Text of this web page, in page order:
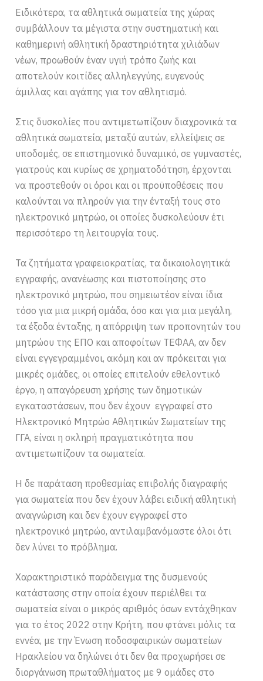
Ειδικότερα, τα αθλητικά σωματεία της χώρας
συμβάλλουν τα μέγιστα στην συστηματική και
καθημερινή αθλητική δραστηριότητα χιλιάδων
νέων, προωθούν έναν υγιή τρόπο ζωής και
αποτελούν κοιτίδες αλληλεγγύης, ευγενούς
άμιλλας και αγάπης για τον αθλητισμό.
Στις δυσκολίες που αντιμετωπίζουν διαχρονικά τα
αθλητικά σωματεία, μεταξύ αυτών, ελλείψεις σε
υποδομές, σε επιστημονικό δυναμικό, σε γυμναστές,
γιατρούς και κυρίως σε χρηματοδότηση, έρχονται
να προστεθούν οι όροι και οι προϋποθέσεις που
καλούνται να πληρούν για την ένταξή τους στο
ηλεκτρονικό μητρώο, οι οποίες δυσκολεύουν έτι
περισσότερο τη λειτουργία τους.
Τα ζητήματα γραφειοκρατίας, τα δικαιολογητικά
εγγραφής, ανανέωσης και πιστοποίησης στο
ηλεκτρονικό μητρώο, που σημειωτέον είναι ίδια
τόσο για μια μικρή ομάδα, όσο και για μια μεγάλη,
τα έξοδα ένταξης, η απόρριψη των προπονητών του
μητρώου της ΕΠΟ και αποφοίτων ΤΕΦΑΑ, αν δεν
είναι εγγεγραμμένοι, ακόμη και αν πρόκειται για
μικρές ομάδες, οι οποίες επιτελούν εθελοντικό
έργο, η απαγόρευση χρήσης των δημοτικών
εγκαταστάσεων, που δεν έχουν εγγραφεί στο
Ηλεκτρονικό Μητρώο Αθλητικών Σωματείων της
ΓΓΑ, είναι η σκληρή πραγματικότητα που
αντιμετωπίζουν τα σωματεία.
Η δε παράταση προθεσμίας επιβολής διαγραφής
για σωματεία που δεν έχουν λάβει ειδική αθλητική
αναγνώριση και δεν έχουν εγγραφεί στο
ηλεκτρονικό μητρώο, αντιλαμβανόμαστε όλοι ότι
δεν λύνει το πρόβλημα.
Χαρακτηριστικό παράδειγμα της δυσμενούς
κατάστασης στην οποία έχουν περιέλθει τα
σωματεία είναι ο μικρός αριθμός όσων εντάχθηκαν
για το έτος 2022 στην Κρήτη, που φτάνει μόλις τα
εννέα, με την Ένωση ποδοσφαιρικών σωματείων
Ηρακλείου να δηλώνει ότι δεν θα προχωρήσει σε
διοργάνωση πρωταθλήματος με 9 ομάδες στο